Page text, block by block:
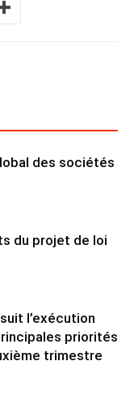
des sociétés
du projet de loi
l’exécution
priorités
trimestre